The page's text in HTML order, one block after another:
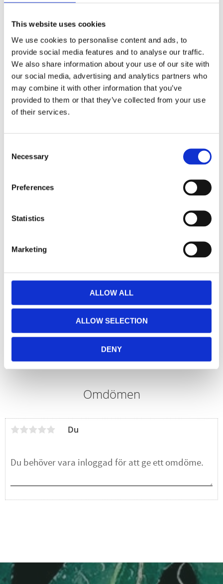
This website uses cookies
We use cookies to personalise content and ads, to
provide social media features and to analyse our traffic.
We also share information about your use of our site with
our social media, advertising and analytics partners who
may combine it with other information that you’ve
provided to them or that they’ve collected from your use
of their services.
Selection
Necessary
Preferences
Statistics
Marketing
ALLOW ALL
ALLOW SELECTION
DENY
Omdömen
Du
Professionell förhårdnadsmjukgörare, 20% urea (karbamid)
Återuppbyggande och skyddande
Lägg till i
PEDIBAEHR nageltinktur,
Återuppbyggande och skyddande nageltinktur
Lägg till i favoriter